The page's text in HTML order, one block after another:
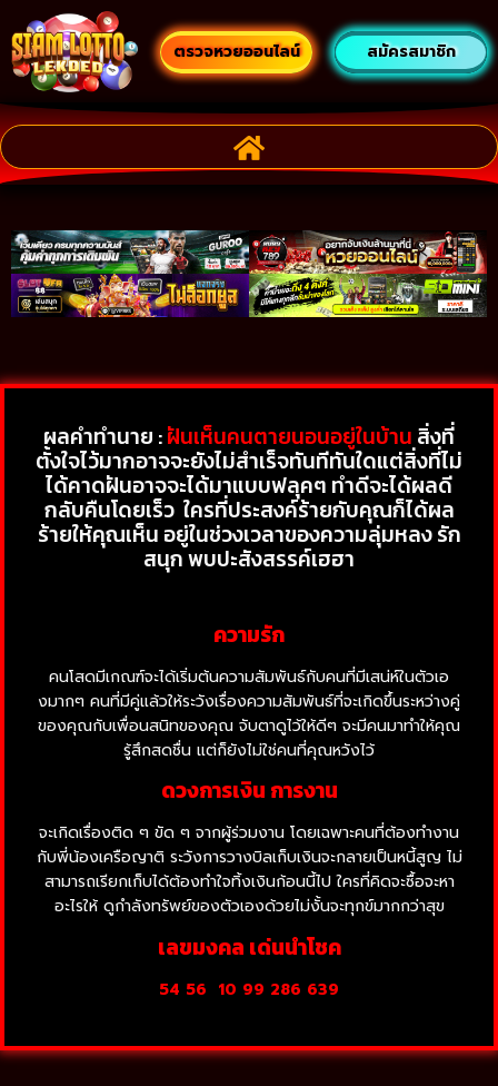
ตรวจหวยออนไลน์ สมัครสมาชิก
ผลคำทำนาย :ฝันเห็นคนตายนอนอยู่ในบ้าน สิ่งที่
ตั้งใจไว้มากอาจจะยังไม่สำเร็จทันทีทันใดแต่สิ่งที่ไม่
ได้คาดฝันอาจจะได้มาแบบฟลุคๆ ทำดีจะได้ผลดี
กลับคืนโดยเร็ว ใครที่ประสงค์ร้ายกับคุณก็ได้ผล
ร้ายให้คุณเห็น อยู่ในช่วงเวลาของความลุ่มหลง รัก
สนุก พบปะสังสรรค์เฮฮา
ความรัก
คนโสดมีเกณฑ์จะได้เริ่มต้นความสัมพันธ์กับคนที่มีเสน่ห์ในตัวเอ
งมากๆ คนที่มีคู่แล้วให้ระวังเรื่องความสัมพันธ์ที่จะเกิดขึ้นระหว่างคู่
ของคุณกับเพื่อนสนิทของคุณ จับตาดูไว้ให้ดีๆ จะมีคนมาทำให้คุณ
รู้สึกสดชื่น แต่ก็ยังไม่ใช่คนที่คุณหวังไว้
ดวงการเงิน การงาน
จะเกิดเรื่องติด ๆ ขัด ๆ จากผู้ร่วมงาน โดยเฉพาะคนที่ต้องทำงาน
กับพี่น้องเครือญาติ ระวังการวางบิลเก็บเงินจะกลายเป็นหนี้สูญ ไม่
สามารถเรียกเก็บได้ต้องทำใจทิ้งเงินก้อนนี้ไป ใครที่คิดจะซื้อจะหา
อะไรให้ ดูกำลังทรัพย์ของตัวเองด้วยไม่งั้นจะทุกข์มากกว่าสุข
เลขมงคล เด่นนำโชค
54 56 10 99 286 639